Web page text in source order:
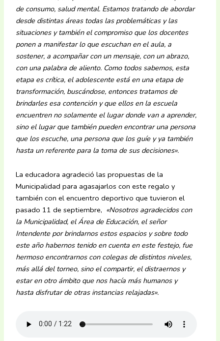
de consumo, salud mental. Estamos tratando de abordar
desde distintas áreas todas las problemáticas y las
situaciones y también el compromiso que los docentes
ponen a manifestar lo que escuchan en el aula, a
sostener, a acompañar con un mensaje, con un abrazo,
con una palabra de aliento. Como todos sabemos, esta
etapa es crítica, el adolescente está en una etapa de
transformación, buscándose, entonces tratamos de
brindarles esa contención y que ellos en la escuela
encuentren no solamente el lugar donde van a aprender,
sino el lugar que también pueden encontrar una persona
que los escuche, una persona que los guíe y ya también
hasta un referente para la toma de sus decisiones».
La educadora agradeció las propuestas de la
Municipalidad para agasajarlos con este regalo y
también con el encuentro deportivo que tuvieron el
pasado 11 de septiembre, «Nosotros agradecidos con
la Municipalidad, el Área de Educación, el señor
Intendente por brindarnos estos espacios y sobre todo
este año habernos tenido en cuenta en este festejo, fue
hermoso encontrarnos con colegas de distintos niveles,
más allá del torneo, sino el compartir, el distraernos y
estar en otro ámbito que nos hacía más humanos y
hasta disfrutar de otras instancias relajadas».